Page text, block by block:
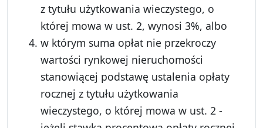
z tytułu użytkowania wieczystego, o
której mowa w ust. 2, wynosi 3%, albo
w którym suma opłat nie przekroczy
wartości rynkowej nieruchomości
stanowiącej podstawę ustalenia opłaty
rocznej z tytułu użytkowania
wieczystego, o której mowa w ust. 2 -